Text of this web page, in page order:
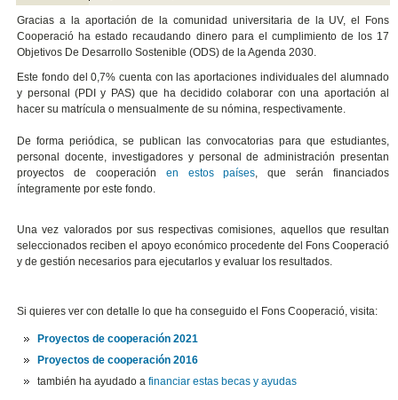
Gracias a la aportación de la comunidad universitaria de la UV, el Fons
Cooperació ha estado recaudando dinero para el cumplimiento de los 17
Objetivos De Desarrollo Sostenible (ODS) de la Agenda 2030.
Este fondo del 0,7% cuenta con las aportaciones individuales del alumnado
y personal (PDI y PAS) que ha decidido colaborar con una aportación al
hacer su matrícula o mensualmente de su nómina, respectivamente.
De forma periódica, se publican las convocatorias para que estudiantes,
personal docente, investigadores y personal de administración presentan
proyectos de cooperación en estos países, que serán financiados
íntegramente por este fondo.
Una vez valorados por sus respectivas comisiones, aquellos que resultan
seleccionados reciben el apoyo económico procedente del Fons Cooperació
y de gestión necesarios para ejecutarlos y evaluar los resultados.
Si quieres ver con detalle lo que ha conseguido el Fons Cooperació, visita:
Proyectos de cooperación 2021
Proyectos de cooperación 2016
también ha ayudado afinanciar estas becas y ayudas